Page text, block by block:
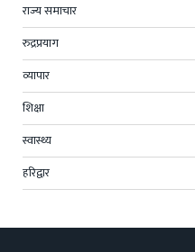
राज्य समाचार
रुद्रप्रयाग
व्यापार
शिक्षा
स्वास्थ्य
हरिद्वार